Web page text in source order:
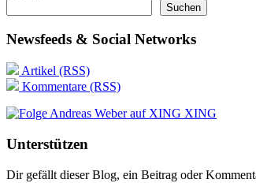
Suchen
Newsfeeds & Social Networks
Artikel (RSS)
Kommentare (RSS)
XING
Unterstützen
Dir gefällt dieser Blog, ein Beitrag oder